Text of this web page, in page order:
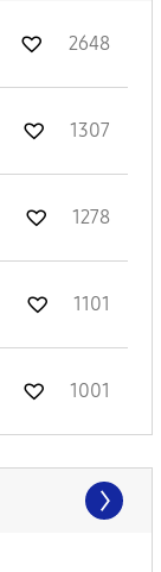
2648
1307
1278
1101
1001